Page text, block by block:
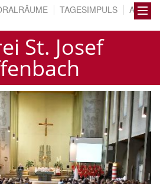
TAGESIMPULS
A BIS
St. Josef